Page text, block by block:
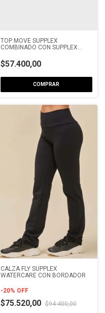
TOP MOVE SUPPLEX
COMBINADO CON SUPPLEX
$57.400,00
COMPRAR
CALZA FLY SUPPLEX
WATERCARE CON BORDADOR
-20% OFF
$75.520,00 $94.400,00